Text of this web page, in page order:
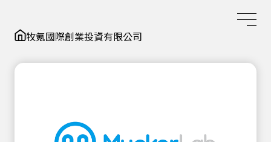
牧氪國際創業投資有限公司